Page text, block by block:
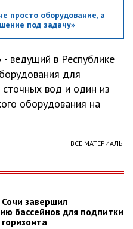
просто оборудование, а
под задачу»
ведущий в Республике
для
вод и один из
оборудования на
ВСЕ МАТЕРИАЛЫ
завершил
бассейнов для подпитки